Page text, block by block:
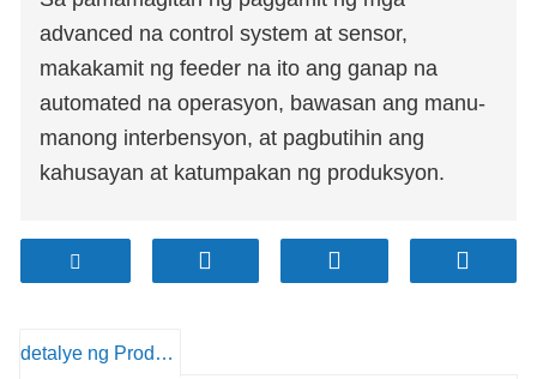
advanced na control system at sensor,
makakamit ng feeder na ito ang ganap na
automated na operasyon, bawasan ang manu-
manong interbensyon, at pagbutihin ang
kahusayan at katumpakan ng produksyon.
detalye ng Produkto